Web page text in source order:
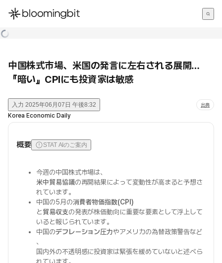
한국어
中国株式市場、米国の発言に左右される展開…
『暗い』CPIにも投資家は敏感
入力 2025年06月07日 午後8:32 出典
Korea Economic Daily
概要 STAT AIのご案内
今週の中国株式市場は、
米中貿易協議の再開結果によって変動性が高まると予想さ
れています。
中国の5月の消費者物価指数(CPI)
と貿易収支の発表が株価動向に重要な要素として浮上して
いると報じられています。
中国のデフレーション圧力やアメリカの為替政策警告など
、
国内外の不透明感に投資家は緊張を緩めていないと述べら